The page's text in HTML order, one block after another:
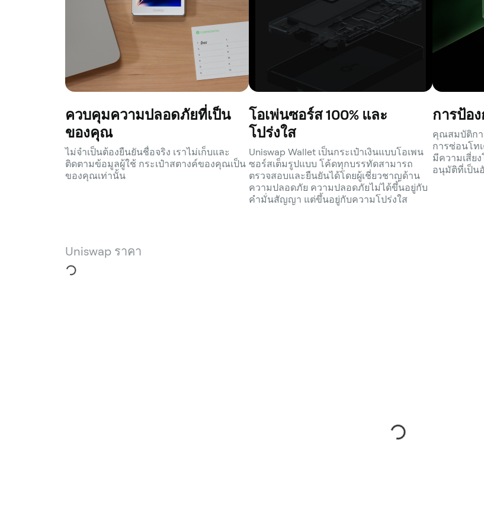
ควบคุมความปลอดภัยที่เป็น
ของคุณ
ไม่จำเป็นต้องยืนยันชื่อจริง เราไม่เก็บและ
ติดตามข้อมูลผู้ใช้ กระเป๋าสตางค์ของคุณเป็น
ของคุณเท่านั้น
โอเพ่นซอร์ส 100% และ
โปร่งใส
Uniswap Wallet เป็นกระเป๋าเงินแบบโอเพน
ซอร์สเต็มรูปแบบ โค้ดทุกบรรทัดสามารถ
ตรวจสอบและยืนยันได้โดยผู้เชี่ยวชาญด้าน
ความปลอดภัย ความปลอดภัยไม่ได้ขึ้นอยู่กับ
คำมั่นสัญญา แต่ขึ้นอยู่กับความโปร่งใส
การป้อ
คุณสมบัติกา
การซ่อนโท
มีความเสี่ย
อนุมัติที่เป็น
Uniswap ราคา